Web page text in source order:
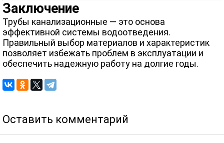
Заключение
Трубы канализационные — это основа
эффективной системы водоотведения.
Правильный выбор материалов и характеристик
позволяет избежать проблем в эксплуатации и
обеспечить надежную работу на долгие годы.
Оставить комментарий